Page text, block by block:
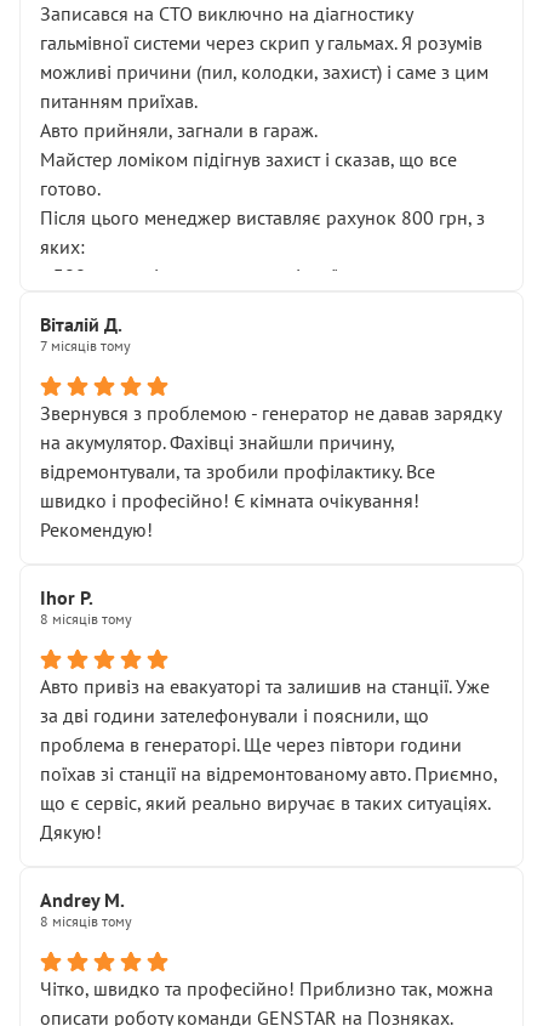
Записався на СТО виключно на діагностику
гальмівної системи через скрип у гальмах. Я розумів
можливі причини (пил, колодки, захист) і саме з цим
питанням приїхав.
Авто прийняли, загнали в гараж.
Майстер ломіком підігнув захист і сказав, що все
готово.
Після цього менеджер виставляє рахунок 800 грн, з
яких:
• 300 грн — діагностика гальмівної системи
НЕ погоджував
послуга. Тим більше, я був поруч і жодної реальної
діагностики ходової не проводилось. Після
зауваження гроші за цю “послугу” повернули, що
лише підтвердило мою правоту.
Але головне — я виїжджаю з боксу, і скрип у гальмах
залишився таким самим, як і був. Тобто оплачена
Далі ситуація тільки погіршилась:
• сказали, що тепер “потрібно знімати колеса”
• що біля авто стояти вже не можна
• почали озвучувати купу додаткових робіт без
чіткого пояснення
( ну все зняли та доробили) дякую!
Окремий момент, який виглядає абсурдно:
мені заявили, що бачок гальмівної рідини потрібно
міняти разом із головним гальмівним циліндром у
Для людини, яка хоча б трохи розуміється на техніці,
це звучить як мінімум непрофесійно, а як максимум —
спроба продати дорогий вузол замість елементарних
ущільнювачів.
Що прикро — це не перший мій візит. Раніше міняв у
Віталій Д.
7 місяців тому
Звернувся з проблемою - генератор не давав зарядку
на акумулятор. Фахівці знайшли причину,
відремонтували, та зробили профілактику. Все
швидко і професійно! Є кімната очікування!
Рекомендую!
Ihor P.
8 місяців тому
Авто привіз на евакуаторі та залишив на станції. Уже
за дві години зателефонували і пояснили, що
проблема в генераторі. Ще через півтори години
поїхав зі станції на відремонтованому авто. Приємно,
що є сервіс, який реально виручає в таких ситуаціях.
Дякую!
Andrey M.
8 місяців тому
Чітко, швидко та професійно! Приблизно так, можна
описати роботу команди GENSTAR на Позняках.